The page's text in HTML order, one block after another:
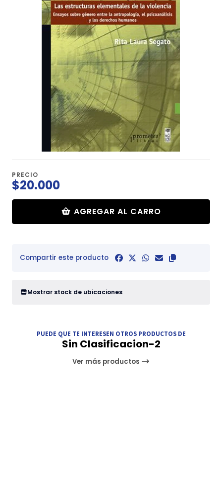
PRECIO
$20.000
AGREGAR AL CARRO
Compartir este producto
Mostrar stock de ubicaciones
PUEDE QUE TE INTERESEN OTROS PRODUCTOS DE
Sin Clasificacion-2
Ver más productos